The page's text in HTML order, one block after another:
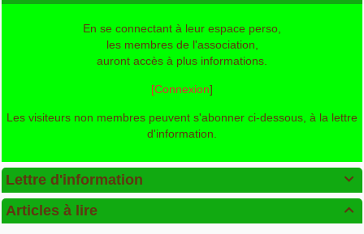
En se connectant à leur espace perso,
les membres de l'association,
auront accès à plus informations.
[Connexion]
Les visiteurs non membres peuvent s'abonner ci-dessous, à la lettre
d'information.

Lettre d'information

Articles à lire